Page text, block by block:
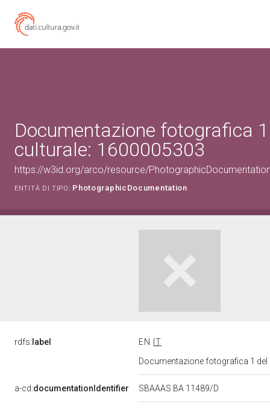
Documentazione fotografica
culturale: 1600005303
https://w3id.org/arco/resource/
ENTITÀ DI TIPO: PhotographicDocumentation
rdfs: label EN
IT
Documentazione fotografica 1
a-cd:documentationIdentifier SBAAAS BA 11489/D